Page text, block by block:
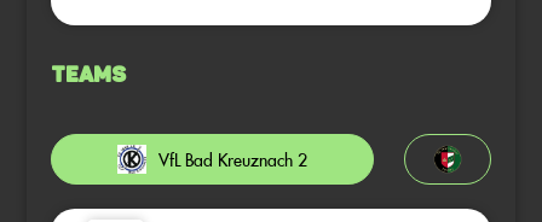
Teams
VfL Bad Kreuznach 2